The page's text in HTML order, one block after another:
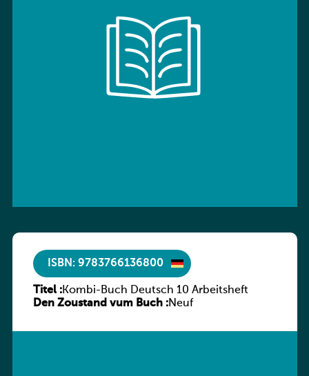
ISBN: 9783766136800
Titel :Kombi-Buch Deutsch 10 Arbeitsheft
Den Zoustand vum Buch :Neuf